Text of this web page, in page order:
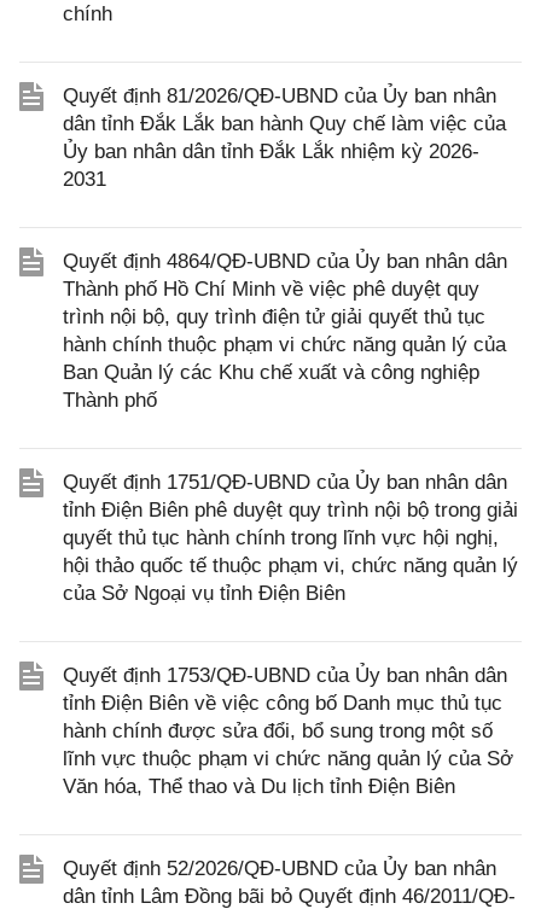
chính
Quyết định 81/2026/QĐ-UBND của Ủy ban nhân
dân tỉnh Đắk Lắk ban hành Quy chế làm việc của
Ủy ban nhân dân tỉnh Đắk Lắk nhiệm kỳ 2026-
2031
Quyết định 4864/QĐ-UBND của Ủy ban nhân dân
Thành phố Hồ Chí Minh về việc phê duyệt quy
trình nội bộ, quy trình điện tử giải quyết thủ tục
hành chính thuộc phạm vi chức năng quản lý của
Ban Quản lý các Khu chế xuất và công nghiệp
Thành phố
Quyết định 1751/QĐ-UBND của Ủy ban nhân dân
tỉnh Điện Biên phê duyệt quy trình nội bộ trong giải
quyết thủ tục hành chính trong lĩnh vực hội nghị,
hội thảo quốc tế thuộc phạm vi, chức năng quản lý
của Sở Ngoại vụ tỉnh Điện Biên
Quyết định 1753/QĐ-UBND của Ủy ban nhân dân
tỉnh Điện Biên về việc công bố Danh mục thủ tục
hành chính được sửa đổi, bổ sung trong một số
lĩnh vực thuộc phạm vi chức năng quản lý của Sở
Văn hóa, Thể thao và Du lịch tỉnh Điện Biên
Quyết định 52/2026/QĐ-UBND của Ủy ban nhân
dân tỉnh Lâm Đồng bãi bỏ Quyết định 46/2011/QĐ-